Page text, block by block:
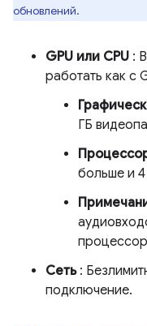
обновлений.
GPU или CPU :
работать как с
ГБ
больше и
Сеть:
подключение.